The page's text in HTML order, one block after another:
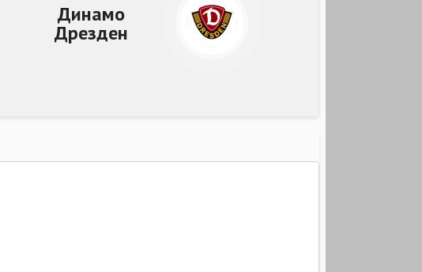
Динамо
Дрезден